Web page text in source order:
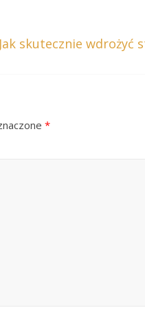
Jak skutecznie wdrożyć
*